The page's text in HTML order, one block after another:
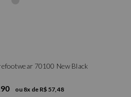
70100 New Black
ou 8x de R$ 57,48